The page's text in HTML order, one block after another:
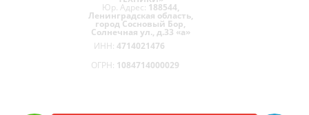
Юр. Адрес: 188544,
Ленинградская область,
город Сосновый Бор,
Солнечная ул., д.33 «а»
ИНН: 4714021476
ОГРН: 1084714000029